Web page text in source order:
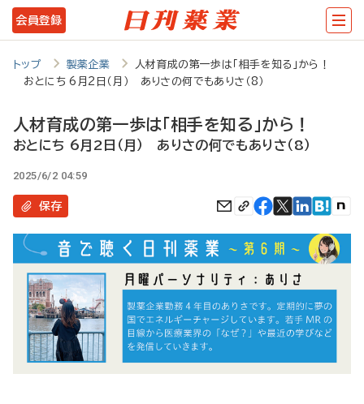
メ
イ
テ
ツ
に
会員登録
トップ 製薬企業
人材育成の第一歩は「相手を知る」から！
おとにち 6月2日（月） ありさの何でもありさ（8）
人材育成の第一歩は「相手を知る」から！
おとにち 6月2日（月） ありさの何でもありさ（8）
2025/6/2 04:59
保存